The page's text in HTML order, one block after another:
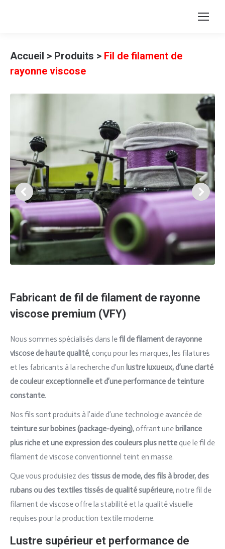
Accueil > Produits > Fil de filament de
rayonne viscose
Fabricant de fil de filament de rayonne
viscose premium (VFY)
Nous sommes spécialisés dans lefil de filament de rayonne
viscose de haute qualité, conçu pour les marques, les filatures
et les fabricants à la recherche d’un lustre luxueux, d’une clarté
de couleur exceptionnelle et d’une performance de teinture
constante.
Nos fils sont produits à l’aide d’une technologie avancée de
teinture sur bobines (package-dyeing), offrant unebrillance
plus riche et une expression des couleurs plus netteque le fil de
filament de viscose conventionnel teint en masse.
Que vous produisiez des tissus de mode, des fils à broder, des
rubans ou des textiles tissés de qualité supérieure, notre fil de
filament de viscose offre la stabilité et la qualité visuelle
requises pour la production textile moderne.
Lustre supérieur et performance de